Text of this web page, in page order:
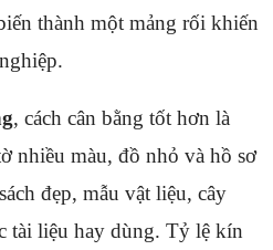
thành một mảng rối khiến
, cách cân bằng tốt hơn là
nhiều màu, đồ nhỏ và hồ sơ
đẹp, mẫu vật liệu, cây
tài liệu hay dùng. Tỷ lệ kín